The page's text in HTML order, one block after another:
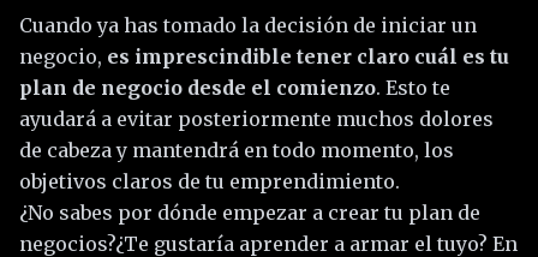
Cuando ya has tomado la decisión de iniciar un
negocio, es imprescindible tener claro cuál es tu
plan de negocio desde el comienzo. Esto te
ayudará a evitar posteriormente muchos dolores
de cabeza y mantendrá en todo momento, los
objetivos claros de tu emprendimiento.
¿No sabes por dónde empezar a crear tu plan de
negocios?¿Te gustaría aprender a armar el tuyo? En